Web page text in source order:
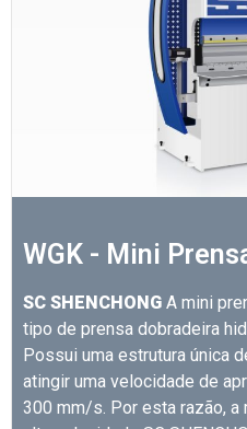
WGK - Mini
SC SHENCHONG A mini
tipo de prensa dobradeira
Possui uma estrutura única
atingir uma velocidade de
300 mm/s. Por esta razão, a